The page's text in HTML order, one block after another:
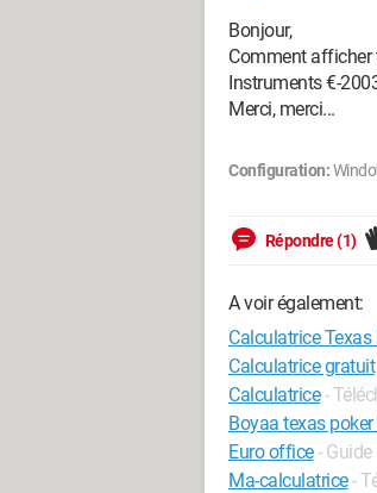
Bonjour,
Comment afficher
Instruments €-
Merci, merci...
Configuration:
Répondre (1)
A voir également:
Calculatrice
Calculatrice gratuit
Calculatrice -
Boyaa texas
Euro office- Guide
Ma-calculatrice-